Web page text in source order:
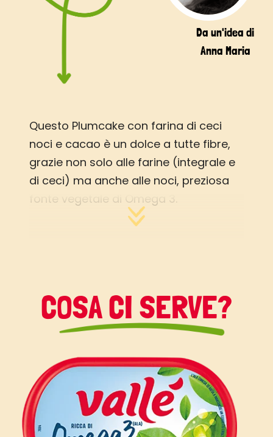
Da un'idea di
Anna Maria
Questo Plumcake con farina di ceci
noci e cacao è un dolce a tutte fibre,
grazie non solo alle farine (integrale e
di ceci) ma anche alle noci, preziosa
fonte vegetale di Omega 3.
Fai il pieno di Omega3 perchè, anziché
cioccolato: se volete accompagnare
questo dolce con del cioccolato,
contenente flavonoidi, grande
ottoclasse dei polifenoli.
COSA CI SERVE?